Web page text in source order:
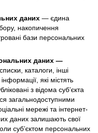
даних — єдина
накопичення
бази персональних
даних —
каталоги, інші
які містять
з відома суб’єкта
загальнодоступними
мережі та інтернет-
даних залишають свої
суб’єктом персональних